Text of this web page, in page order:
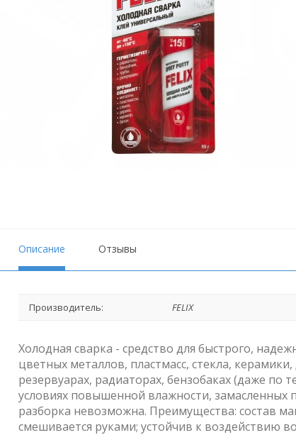
Описание Отзывы
Производитель: FELIX
Холодная сварка - средство для быстрого,
цветных металлов, пластмасс, стекла,
резервуарах, радиаторах, бензобаках (даже
условиях повышенной влажности, замасленных
разборка невозможна. Преимущества: состав
смешивается руками; устойчив к воздействию